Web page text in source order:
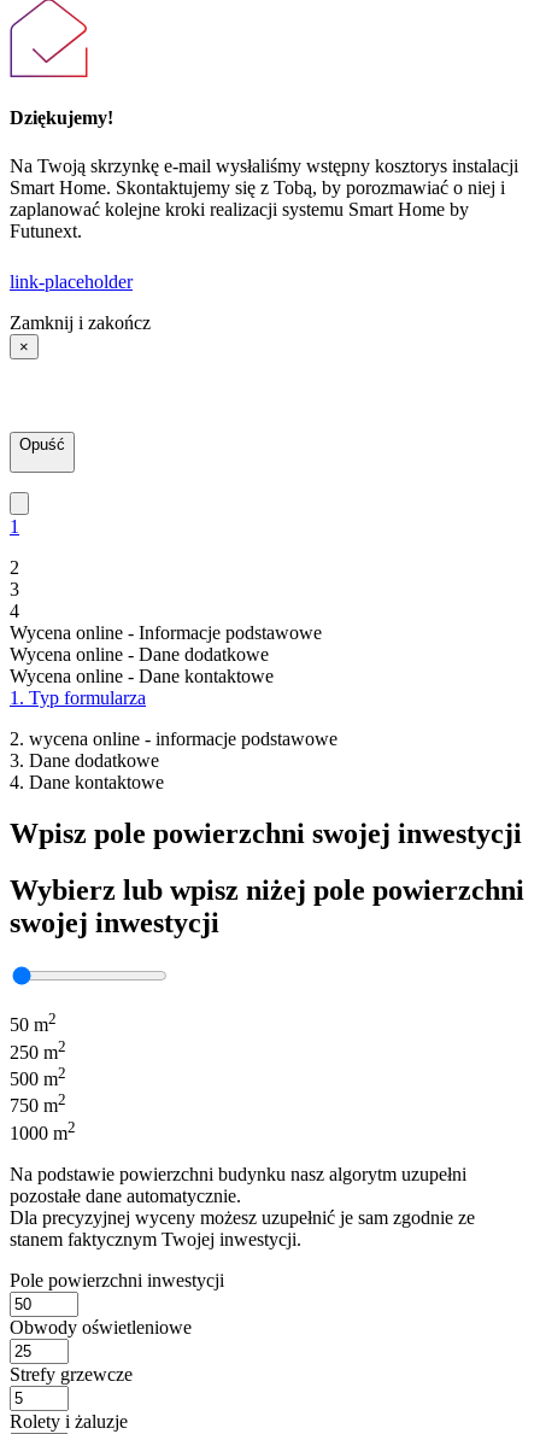
Dziękujemy!
Na Twoją skrzynkę e-mail wysłaliśmy wstępny kosztorys instalacji
Smart Home. Skontaktujemy się z Tobą, by porozmawiać o niej i
zaplanować kolejne kroki realizacji systemu Smart Home by
Futunext.
link-placeholder
Zamknij i zakończ
×
Opuść
1
2
3
4
Wycena online - Informacje podstawowe
Wycena online - Dane dodatkowe
Wycena online - Dane kontaktowe
1. Typ formularza
2. wycena online - informacje podstawowe
3. Dane dodatkowe
4. Dane kontaktowe
Wpisz pole powierzchni swojej inwestycji
Wybierz lub wpisz niżej pole powierzchni
swojej inwestycji
50 m2
250 m2
500 m2
750 m2
1000 m2
Na podstawie powierzchni budynku nasz algorytm uzupełni
pozostałe dane automatycznie.
Dla precyzyjnej wyceny możesz uzupełnić je sam zgodnie ze
stanem faktycznym Twojej inwestycji.
Pole powierzchni inwestycji
Obwody oświetleniowe
Strefy grzewcze
Rolety i żaluzje